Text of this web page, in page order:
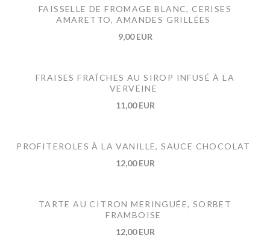
FAISSELLE DE FROMAGE BLANC, CERISES
AMARETTO, AMANDES GRILLÉES
9,00 EUR
FRAISES FRAÎCHES AU SIROP INFUSÉ À LA
VERVEINE
11,00 EUR
PROFITEROLES À LA VANILLE, SAUCE CHOCOLAT
12,00 EUR
TARTE AU CITRON MERINGUÉE, SORBET
FRAMBOISE
12,00 EUR